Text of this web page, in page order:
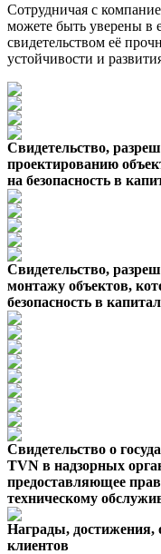
Сотрудничая с
можете быть уверены в
свидетельством её
устойчивости и
Свидетельство,
проектированию
на безопасность в
Свидетельство,
монтажу объектов,
безопасность в
Свидетельство о
TVN в надзорных
предоставляющее
техническому
Награды,
клиентов